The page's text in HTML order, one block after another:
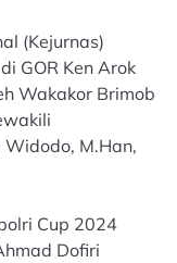
(Kejurnas)
GOR Ken Arok
Wakakor Brimob
Widodo, M.Han,
Cup 2024
Dofiri